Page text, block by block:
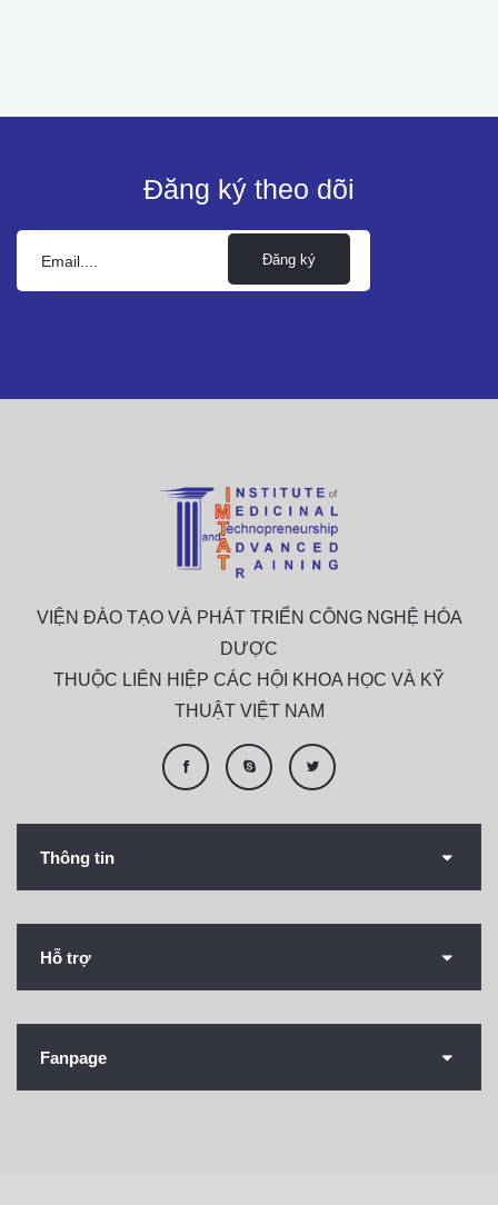
Đăng ký theo dõi
Đăng ký
VIỆN ĐÀO TẠO VÀ PHÁT TRIỂN CÔNG NGHỆ HÓA
DƯỢC
THUỘC LIÊN HIỆP CÁC HỘI KHOA HỌC VÀ KỸ
THUẬT VIỆT NAM
Thông tin
Hỗ trợ
Fanpage